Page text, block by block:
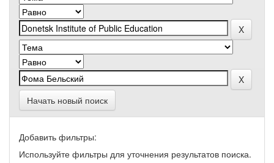
Начать новый поиск
Добавить фильтры:
Используйте фильтры для уточнения результатов поиска.